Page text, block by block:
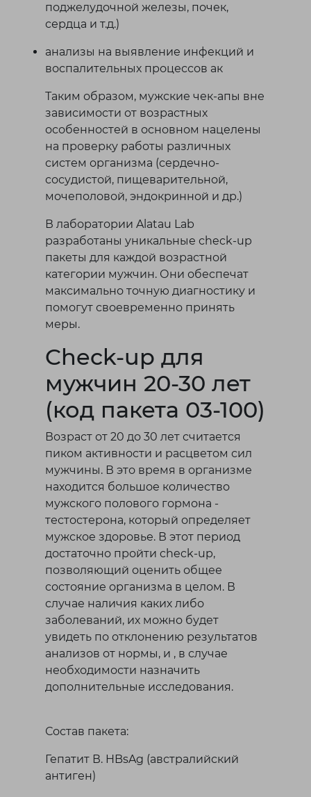
поджелудочной железы, почек,
сердца и т.д.)
анализы на выявление инфекций и
воспалительных процессов ак
Таким образом, мужские чек-апы вне
зависимости от возрастных
особенностей в основном нацелены
на проверку работы различных
систем организма (сердечно-
сосудистой, пищеварительной,
мочеполовой, эндокринной и др.)
В лаборатории Alatau Lab
разработаны уникальные сheck-up
пакеты для каждой возрастной
категории мужчин. Они обеспечат
максимально точную диагностику и
помогут своевременно принять
меры.
Check-up для
мужчин 20-30 лет
(код пакета 03-100)
Возраст от 20 до 30 лет считается
пиком активности и расцветом сил
мужчины. В это время в организме
находится большое количество
мужского полового гормона -
тестостерона, который определяет
мужское здоровье. В этот период
достаточно пройти check-up,
позволяющий оценить общее
состояние организма в целом. В
случае наличия каких либо
заболеваний, их можно будет
увидеть по отклонению результатов
анализов от нормы, и , в случае
необходимости назначить
дополнительные исследования.
Состав пакета:
Гепатит В. HBsAg (австралийский
антиген)